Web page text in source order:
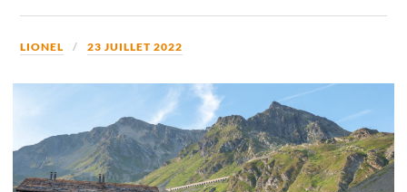
LIONEL 23 JUILLET 2022